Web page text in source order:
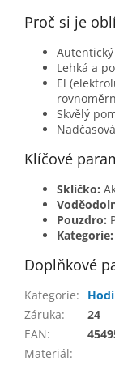
Proč si je
Lehká a
El
Skvělý
Klíčové
Sklíčko:
Pouzdro:
Kategorie:
Doplňkové
Kategorie:
Záruka:
24
EAN:
Materiál: